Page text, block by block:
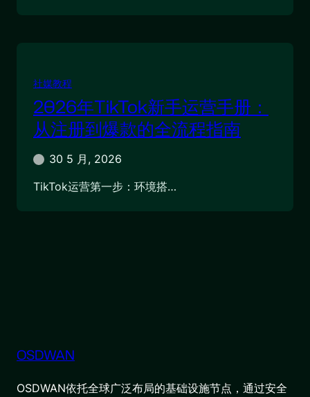
社媒教程
2026年TikTok新手运营手册：
从注册到爆款的全流程指南
30 5 月, 2026
TikTok运营第一步：环境搭…
OSDWAN
OSDWAN依托全球广泛布局的基础设施节点，通过安全